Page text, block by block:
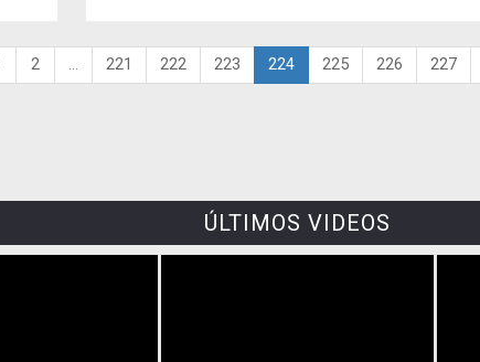
2 ... 221 222 223 224 225 226 227
ÚLTIMOS VIDEOS